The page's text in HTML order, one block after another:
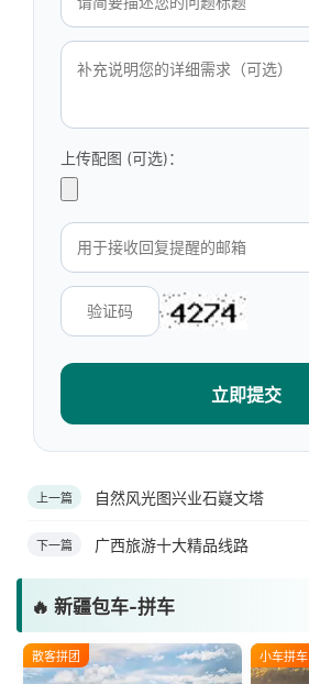
上传配图 (可选)：
立即提交
上一篇 自然风光图兴业石嶷文塔
下一篇 广西旅游十大精品线路
🔥 新疆包车-拼车
散客拼团 小车拼车